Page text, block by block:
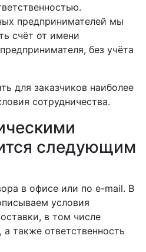
предпринимателей мы
счёт от имени
без учёта
для заказчиков наиболее
сотрудничества.
следующим
в офисе или по e-mail. В
условия
в том числе
а также ответственность